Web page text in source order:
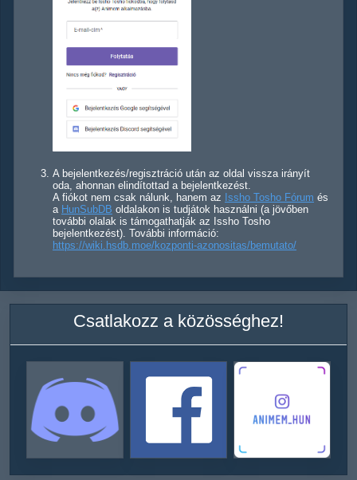
A bejelentkezés/regisztráció után az oldal vissza irányít
oda, ahonnan elindítottad a bejelentkezést.
A fiókot nem csak nálunk, hanem az Issho Tosho Fórum és
a HunSubDB oldalakon is tudjátok használni (a jövőben
további olalak is támogathatják az Issho Tosho
bejelentkezést). További információ:
https://wiki.hsdb.moe/kozponti-azonositas/bemutato/
Csatlakozz a közösséghez!